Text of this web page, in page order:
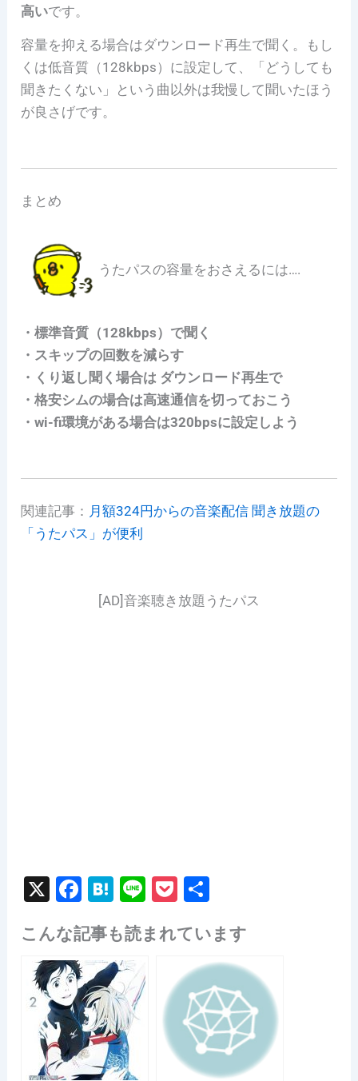
高いです。
容量を抑える場合はダウンロード再生で聞く。もし
くは低音質（128kbps）に設定して、「どうしても
聞きたくない」という曲以外は我慢して聞いたほう
が良さげです。
まとめ
うたパスの容量をおさえるには….
・標準音質（128kbps）で聞く
・スキップの回数を減らす
・くり返し聞く場合は ダウンロード再生で
・格安シムの場合は高速通信を切っておこう
・wi-fi環境がある場合は320bpsに設定しよう
関連記事： 月額324円からの音楽配信 聞き放題の
「うたパス」が便利
[AD]音楽聴き放題うたパス
X
F
c
e
b
o
o
k
H
e
n
a
Li
e
P
c
k
et
こんな記事も読まれています